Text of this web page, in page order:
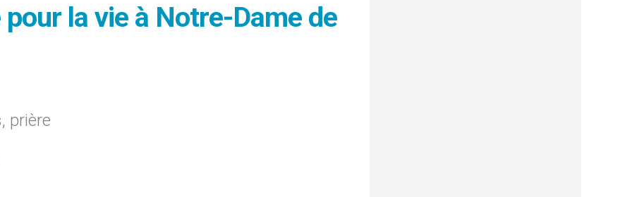
la vie à Notre-Dame de
prière